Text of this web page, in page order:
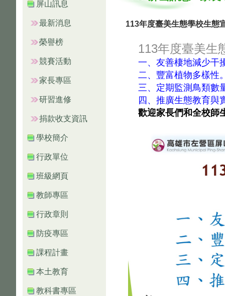
屏山訊息
最新消息
榮譽榜
競賽活動
家長專區
研習進修
捐款收支資訊
學校簡介
行政單位
班級網頁
教師專區
行政章則
防疫專區
課程計畫
本土教育
教科書專區
113年度臺美生態學校生態
113年度臺美生
一、友善棲地減少干
二、豐富植物多樣性
三、定期監測鳥類數
四、推廣生態教育與
歡迎家長們和全校師